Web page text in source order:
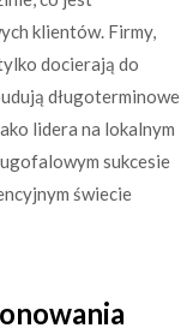
klientów. Firmy,
docierają do
długoterminowe
lidera na lokalnym
sukcesie
świecie